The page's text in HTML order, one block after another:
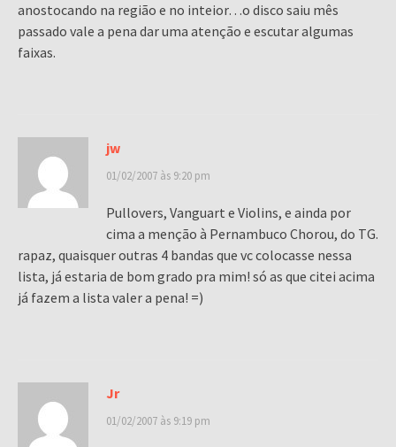
anostocando na região e no inteior…o disco saiu mês
passado vale a pena dar uma atenção e escutar algumas
faixas.
jw
01/02/2007 às 9:20 pm
Pullovers, Vanguart e Violins, e ainda por
cima a menção à Pernambuco Chorou, do TG.
rapaz, quaisquer outras 4 bandas que vc colocasse nessa
lista, já estaria de bom grado pra mim! só as que citei acima
já fazem a lista valer a pena! =)
Jr
01/02/2007 às 9:19 pm